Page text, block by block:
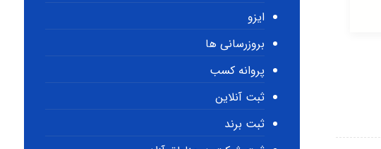
ایزو
بروزرسانی ها
پروانه کسب
ثبت آنلاین
ثبت برند